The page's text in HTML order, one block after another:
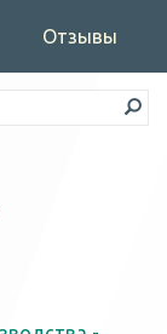
Отзывы